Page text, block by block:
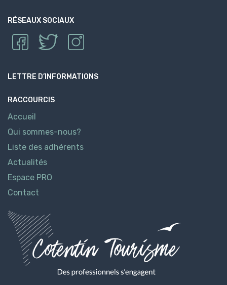
RÉSEAUX SOCIAUX
LETTRE D’INFORMATIONS
RACCOURCIS
Accueil
Qui sommes-nous?
Liste des adhérents
Actualités
Espace PRO
Contact